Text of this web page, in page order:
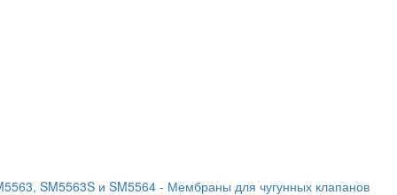
SM5563S и SM5564 - Мембраны для чугунных клапанов